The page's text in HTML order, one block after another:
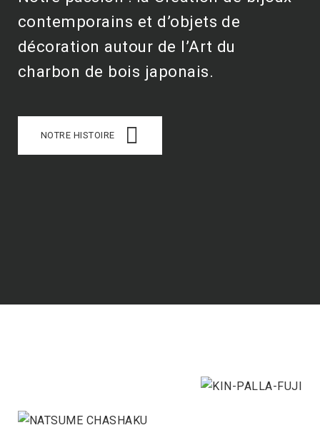
contemporains et d’objets de
décoration autour de l’Art du
charbon de bois japonais.
NOTRE HISTOIRE